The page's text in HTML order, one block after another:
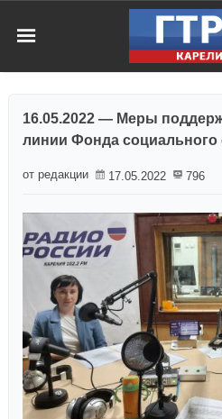
16.05.2022 — Меры
линии Фонда социального
от редакции 17.05.2022 796